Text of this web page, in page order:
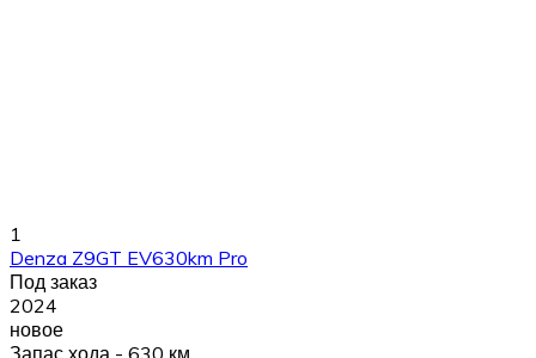
1
Denza Z9GT EV630km Pro
Под заказ
2024
новое